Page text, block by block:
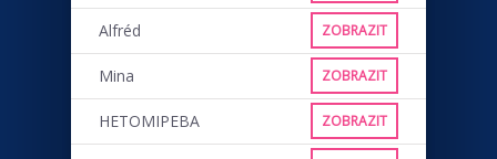
Alfréd ZOBRAZIT
Mina ZOBRAZIT
HETOMIPEBA ZOBRAZIT